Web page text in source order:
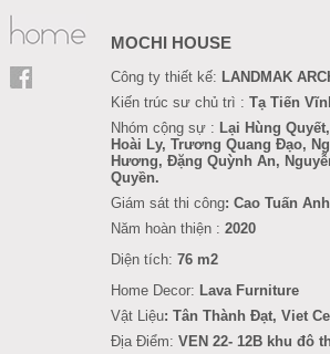
MOCHI HOUSE
Công ty thiết kế: LANDMAK
Kiến trúc sư chủ trì : Tạ Tiến
Nhóm cộng sự : Lại Hùng
Hoài Ly, Trương Quang Đạo,
Hương, Đặng Quỳnh An,
Quyền.
Giám sát thi công: Cao Tuấn Anh
Năm hoàn thiện : 2020
Diện tích: 76 m2
Home Decor: Lava Furniture
Vật Liệu: Tân Thành Đạt, Viet
Địa Điểm: VEN 22- 12B khu đô